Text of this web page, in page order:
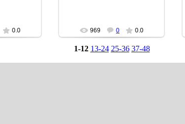
0.0 969 0 0.0
1-12 13-24 25-36 37-48